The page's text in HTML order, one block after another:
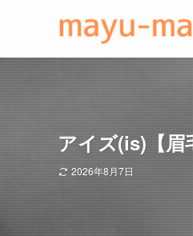
アイズ(is)【眉
2026年8月7日